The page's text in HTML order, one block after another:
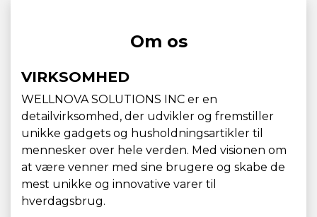
Om os
VIRKSOMHED
WELLNOVA SOLUTIONS INC er en
detailvirksomhed, der udvikler og fremstiller
unikke gadgets og husholdningsartikler til
mennesker over hele verden. Med visionen om
at være venner med sine brugere og skabe de
mest unikke og innovative varer til
hverdagsbrug.